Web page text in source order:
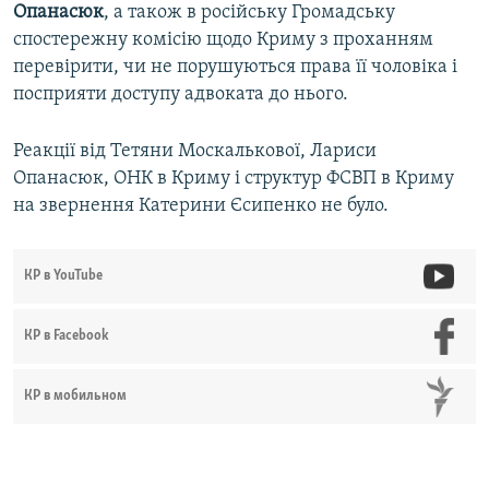
Опанасюк, а також в російську Громадську
спостережну комісію щодо Криму з проханням
перевірити, чи не порушуються права її чоловіка і
посприяти доступу адвоката до нього.
Реакції від Тетяни Москалькової, Лариси
Опанасюк, ОНК в Криму і структур ФСВП в Криму
на звернення Катерини Єсипенко не було.
КР в YouTube
КР в Facebook
КР в мобильном